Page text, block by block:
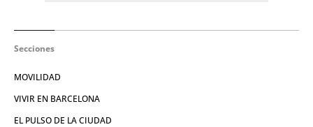
Secciones
MOVILIDAD
VIVIR EN BARCELONA
EL PULSO DE LA CIUDAD